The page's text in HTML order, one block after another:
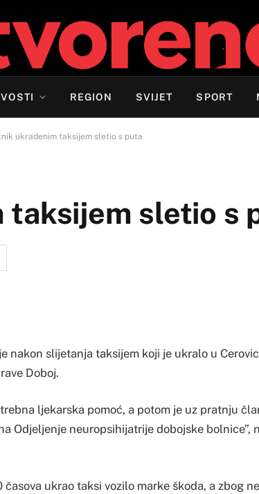
REGION SVIJET SPORT
ukradenim taksijem sletio s puta
sletio s
nakon slijetanja taksijem koji je ukralo u
Doboj.
ljekarska pomoć, a potom je uz pratnju
Odjeljenje neuropsihijatrije dobojske bolnice”,
ukrao taksi vozilo marke škoda, a zbog